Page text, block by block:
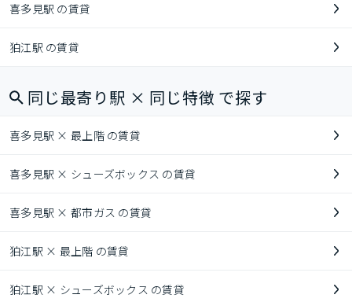
喜多見駅 の賃貸
狛江駅 の賃貸
同じ最寄り駅 × 同じ特徴 で探す
喜多見駅 × 最上階 の賃貸
喜多見駅 × シューズボックス の賃貸
喜多見駅 × 都市ガス の賃貸
狛江駅 × 最上階 の賃貸
狛江駅 × シューズボックス の賃貸